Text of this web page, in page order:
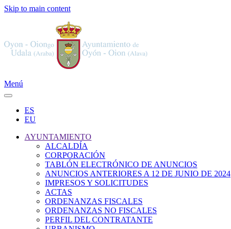
Skip to main content
Menú
ES
EU
AYUNTAMIENTO
ALCALDÍA
CORPORACIÓN
TABLÓN ELECTRÓNICO DE ANUNCIOS
ANUNCIOS ANTERIORES A 12 DE JUNIO DE 2024
IMPRESOS Y SOLICITUDES
ACTAS
ORDENANZAS FISCALES
ORDENANZAS NO FISCALES
PERFIL DEL CONTRATANTE